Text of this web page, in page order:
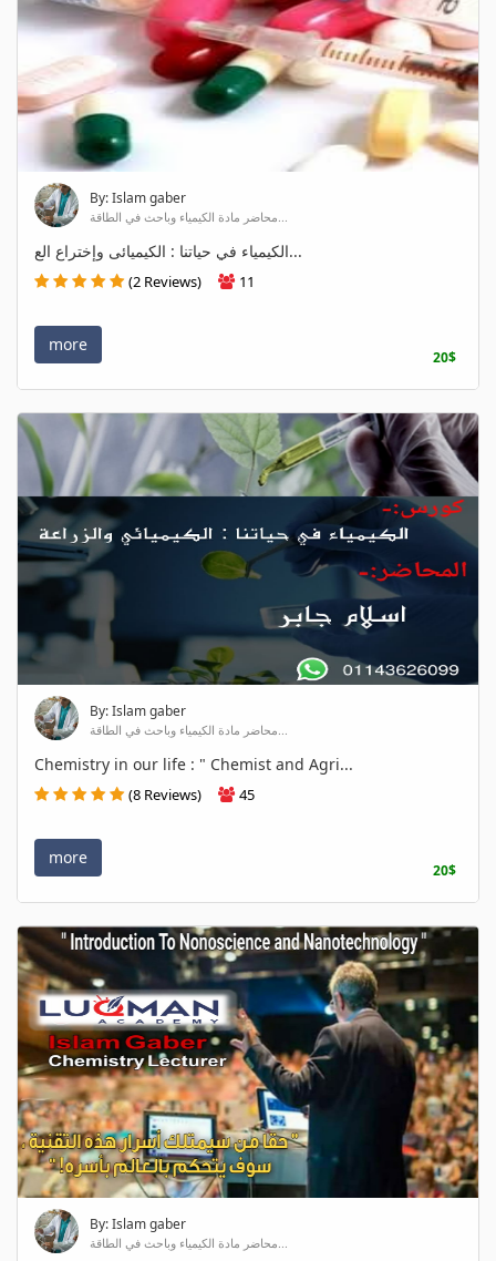
By: Islam gaber
محاضر مادة الكيمياء وباحث في الطاقة...
الكيمياء في حياتنا : الكيميائى وإختراع الع...
(2 Reviews) 11
more
20$
By: Islam gaber
محاضر مادة الكيمياء وباحث في الطاقة...
Chemistry in our life : " Chemist and Agri...
(8 Reviews) 45
more
20$
By: Islam gaber
محاضر مادة الكيمياء وباحث في الطاقة...